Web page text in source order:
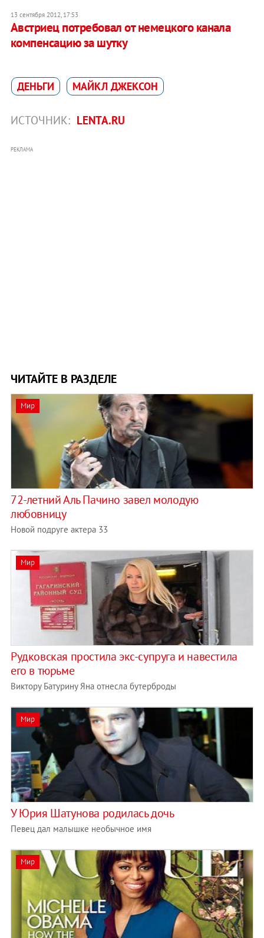
13 сентября 2012, 17:53
Австриец потребовал от немецкого канала
компенсацию за шутку
ДЕНЬГИ МАЙКЛ ДЖЕКСОН
ИСТОЧНИК: LENTA.RU
РЕКЛАМА
ЧИТАЙТЕ В РАЗДЕЛЕ
Мир
72-летний Аль Пачино завел молодую
любовницу
Новой подруге актера 33
Мир
Рудковская простила экс-супруга и навестила
его в тюрьме
Виктору Батурину Яна отнесла бутерброды
Мир
У Юрия Шатунова родилась дочь
Певец дал малышке необычное имя
Мир